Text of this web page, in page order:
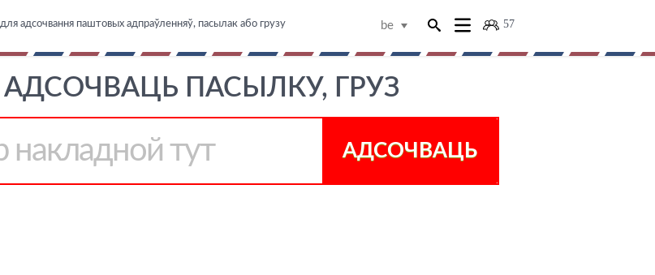
57
be
для адсочвання паштовых адпраўленняў, пасылак або грузу
АДСОЧВАЦЬ ПАСЫЛКУ, ГРУЗ
АДСОЧВАЦЬ